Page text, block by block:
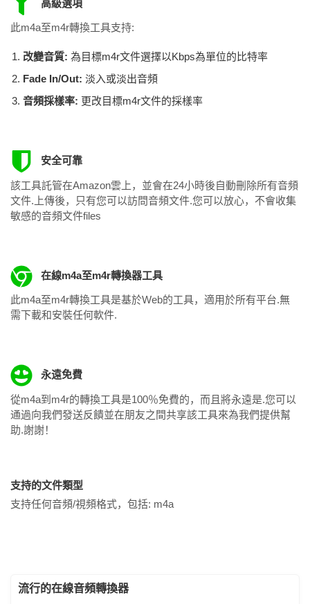
高級選項
此m4a至m4r轉換工具支持:
改變音質: 為目標m4r文件選擇以Kbps為單位的比特率
Fade In/Out: 淡入或淡出音頻
音頻採樣率: 更改目標m4r文件的採樣率
安全可靠
該工具託管在Amazon雲上，並會在24小時後自動刪除所有音頻
文件.上傳後，只有您可以訪問音頻文件.您可以放心，不會收集
敏感的音頻文件files
在線m4a至m4r轉換器工具
此m4a至m4r轉換工具是基於Web的工具，適用於所有平台.無
需下載和安裝任何軟件.
永遠免費
從m4a到m4r的轉換工具是100％免費的，而且將永遠是.您可以
通過向我們發送反饋並在朋友之間共享該工具來為我們提供幫
助.謝謝！
支持的文件類型
支持任何音頻/視頻格式，包括: m4a
流行的在線音頻轉換器